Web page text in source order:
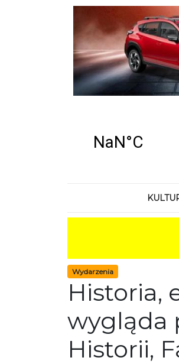
CK 105
PROGRAM:
Wydarzenia
Historia,
wygląda
Historii,